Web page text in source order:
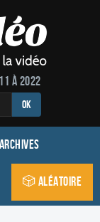
à 2022
OK
Archives
🎲 Aléatoire